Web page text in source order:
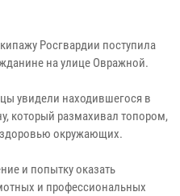
Росгвардии поступила
на улице Овражной.
увидели находившегося в
который размахивал топором,
здоровью окружающих.
и попытку оказать
и профессиональных